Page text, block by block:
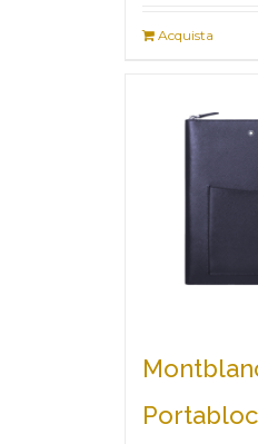
Acquista